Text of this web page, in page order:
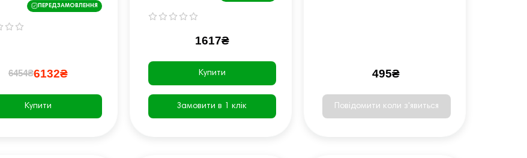
см
ПЕРЕДЗАМОВЛЕННЯ
6454₴6132₴
Купити
1617₴
Купити
Замовити в 1 клік
495₴
Повідомити коли з'явиться